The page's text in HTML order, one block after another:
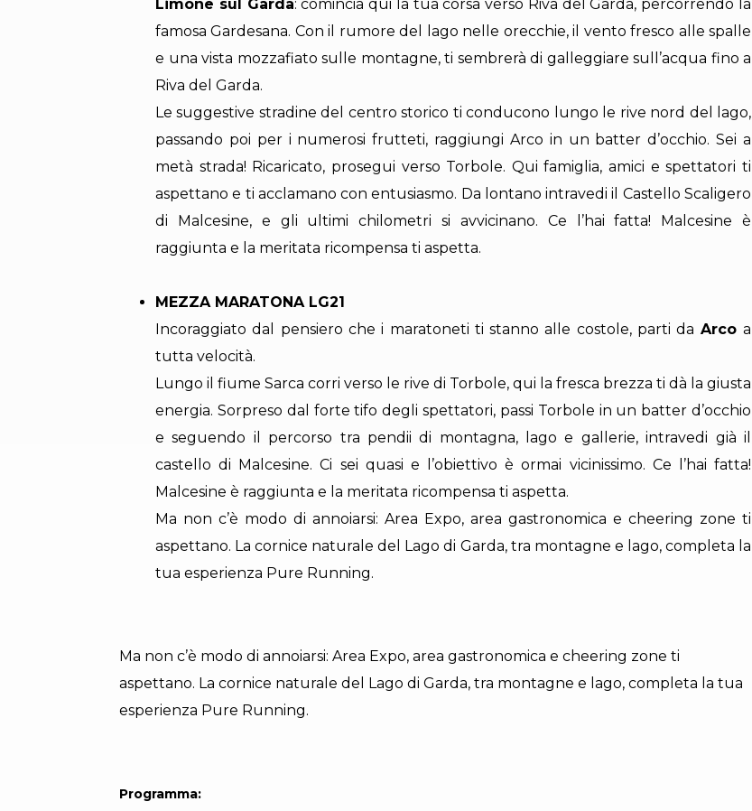
Limone sul Garda: comincia qui la tua corsa verso Riva del Garda, percorrendo la
famosa Gardesana. Con il rumore del lago nelle orecchie, il vento fresco alle spalle
e una vista mozzafiato sulle montagne, ti sembrerà di galleggiare sull’acqua fino a
Riva del Garda.
Le suggestive stradine del centro storico ti conducono lungo le rive nord del lago,
passando poi per i numerosi frutteti, raggiungi Arco in un batter d’occhio. Sei a
metà strada! Ricaricato, prosegui verso Torbole. Qui famiglia, amici e spettatori ti
aspettano e ti acclamano con entusiasmo. Da lontano intravedi il Castello Scaligero
di Malcesine, e gli ultimi chilometri si avvicinano. Ce l’hai fatta! Malcesine è
raggiunta e la meritata ricompensa ti aspetta.
MEZZA MARATONA LG21
Incoraggiato dal pensiero che i maratoneti ti stanno alle costole, parti da Arcoa
tutta velocità.
Lungo il fiume Sarca corri verso le rive di Torbole, qui la fresca brezza ti dà la giusta
energia. Sorpreso dal forte tifo degli spettatori, passi Torbole in un batter d’occhio
e seguendo il percorso tra pendii di montagna, lago e gallerie, intravedi già il
castello di Malcesine. Ci sei quasi e l’obiettivo è ormai vicinissimo. Ce l’hai fatta!
Malcesine è raggiunta e la meritata ricompensa ti aspetta.
Ma non c’è modo di annoiarsi: Area Expo, area gastronomica e cheering zone ti
aspettano. La cornice naturale del Lago di Garda, tra montagne e lago, completa la
tua esperienza Pure Running.
Ma non c’è modo di annoiarsi: Area Expo, area gastronomica e cheering zone ti
aspettano. La cornice naturale del Lago di Garda, tra montagne e lago, completa la tua
esperienza Pure Running.
Programma: